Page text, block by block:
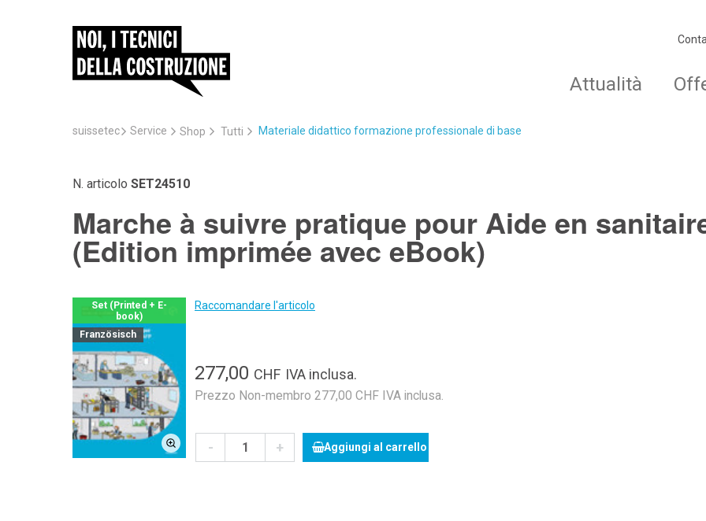
Attualità
suissetec Service Shop Tutti Materiale didattico formazione professionale di base
N. articolo SET24510
Marche à suivre pratique pour Aide en
(Edition imprimée avec eBook)
Set (Printed + E-
book)
Französisch
Raccomandare l'articolo
277,00 CHF IVA inclusa.
Prezzo Non-membro 277,00 CHF IVA inclusa.
- + Aggiungi al carrello